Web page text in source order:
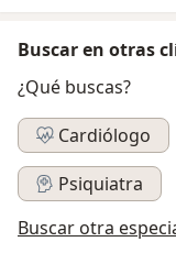
Buscar en otras
¿Qué buscas?
Cardiólogo
Psiquiatra
Buscar otra